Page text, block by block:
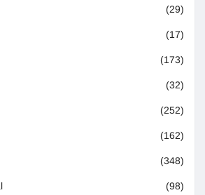
(29)
(17)
(173)
(32)
(252)
(162)
(348)
(98)